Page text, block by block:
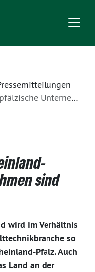
sind bundesweit Spitze
sind
wird im Verhältnis
so
Pfalz. Auch
Land an der